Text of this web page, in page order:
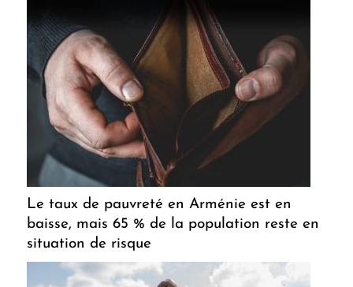
Le taux de pauvreté en Arménie est en
baisse, mais 65 % de la population reste en
situation de risque